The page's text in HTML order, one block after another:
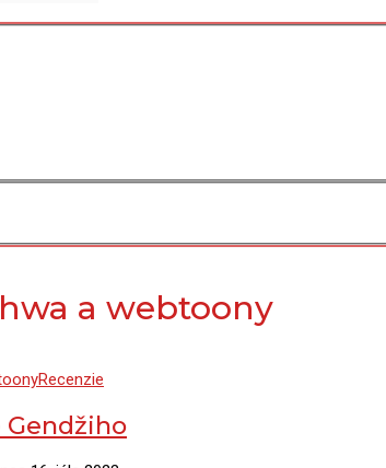
a webtoony
Recenzie